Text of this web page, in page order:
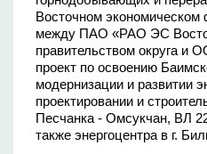
Восточном
между ПАО «РАО ЭС
правительством округа и
проект по освоению
модернизации и развитии
проектировании и
Песчанка - Омсукчан, ВЛ
также энергоцентра в г.